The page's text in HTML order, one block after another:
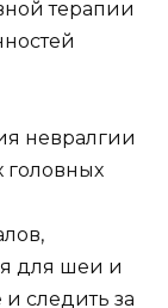
терапии
невралгии
головных
для шеи и
следить за